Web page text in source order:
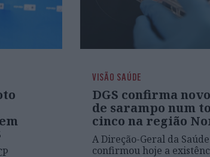
VISÃO SAÚDE
DGS confirma
de sarampo num
cinco na região
A Direção-Geral da Saúde
confirmou hoje a